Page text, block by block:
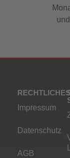
RECHTLICHES
Impressum
Datenschutz
AGB